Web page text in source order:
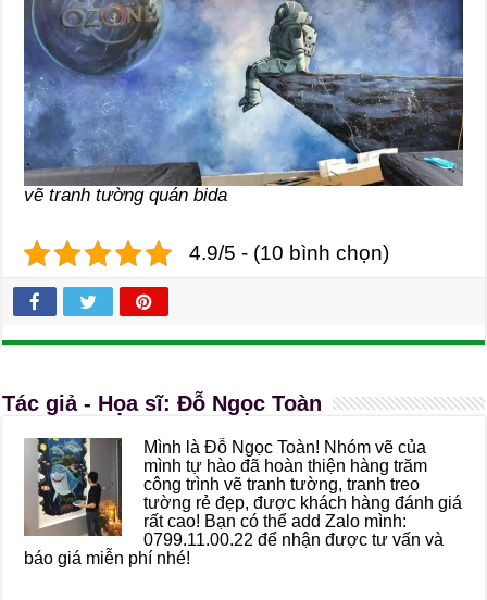
vẽ tranh tường quán bida
4.9/5 - (10 bình chọn)
Tác giả - Họa sĩ: Đỗ Ngọc Toàn
Mình là Đỗ Ngọc Toàn! Nhóm vẽ của
mình tự hào đã hoàn thiện hàng trăm
công trình vẽ tranh tường, tranh treo
tường rẻ đẹp, được khách hàng đánh giá
rất cao! Bạn có thể add Zalo mình:
0799.11.00.22 để nhận được tư vấn và
báo giá miễn phí nhé!